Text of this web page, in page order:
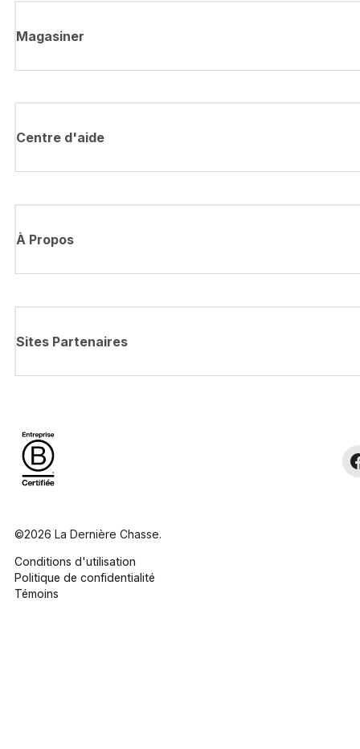
Magasiner
Centre d'aide
À Propos
Sites Partenaires
©2026 La Dernière Chasse.
Conditions d'utilisation
Politique de confidentialité
Témoins